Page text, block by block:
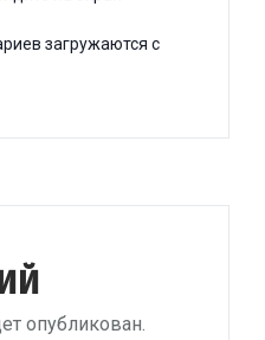
загружаются с
опубликован.